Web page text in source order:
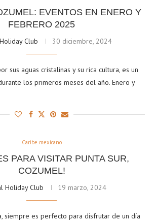
EVENTOS EN ENERO Y
FEBRERO 2025
Club 30 diciembre, 2024
sus aguas cristalinas y su rica cultura, es un
los primeros meses del año. Enero y
Caribe mexicano
PARA VISITAR PUNTA SUR,
COZUMEL!
Holiday Club 19 marzo, 2024
siempre es perfecto para disfrutar de un día